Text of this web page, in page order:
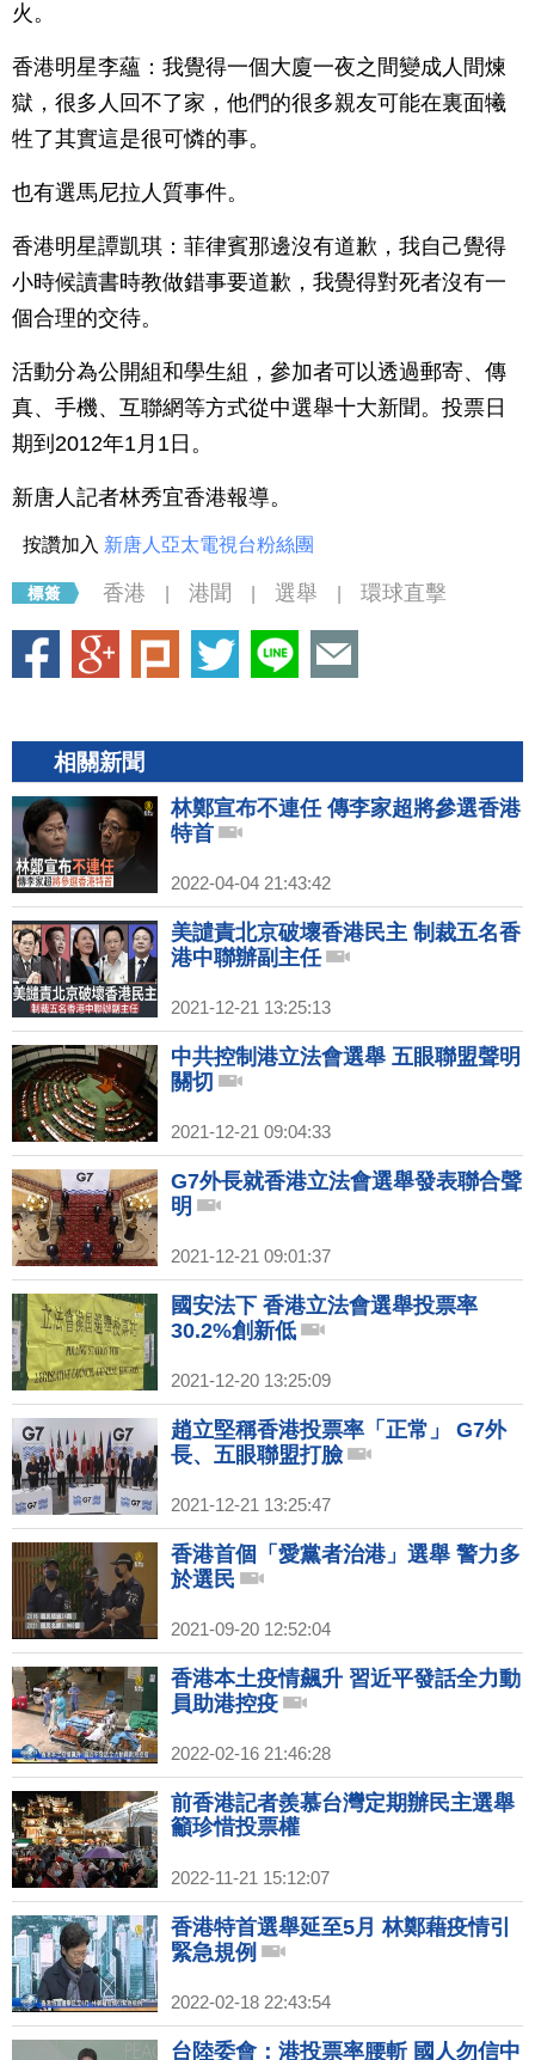
火。
香港明星李蘊：我覺得一個大廈一夜之間變成人間煉
獄，很多人回不了家，他們的很多親友可能在裏面犧
牲了其實這是很可憐的事。
也有選馬尼拉人質事件。
香港明星譚凱琪：菲律賓那邊沒有道歉，我自己覺得
小時候讀書時教做錯事要道歉，我覺得對死者沒有一
個合理的交待。
活動分為公開組和學生組，參加者可以透過郵寄、傳
真、手機、互聯網等方式從中選舉十大新聞。投票日
期到2012年1月1日。
新唐人記者林秀宜香港報導。
按讚加入 新唐人亞太電視台粉絲團
香港 港聞 選舉 環球直擊
相關新聞
林鄭宣布不連任 傳李家超將參選香港
特首
2022-04-04 21:43:42
美譴責北京破壞香港民主 制裁五名香
港中聯辦副主任
2021-12-21 13:25:13
中共控制港立法會選舉 五眼聯盟聲明
關切
2021-12-21 09:04:33
G7外長就香港立法會選舉發表聯合聲
明
2021-12-21 09:01:37
國安法下 香港立法會選舉投票率
30.2%創新低
2021-12-20 13:25:09
趙立堅稱香港投票率「正常」 G7外
長、五眼聯盟打臉
2021-12-21 13:25:47
香港首個「愛黨者治港」選舉 警力多
於選民
2021-09-20 12:52:04
香港本土疫情飆升 習近平發話全力動
員助港控疫
2022-02-16 21:46:28
前香港記者羨慕台灣定期辦民主選舉
籲珍惜投票權
2022-11-21 15:12:07
香港特首選舉延至5月 林鄭藉疫情引
緊急規例
2022-02-18 22:43:54
台陸委會：港投票率腰斬 國人勿信中